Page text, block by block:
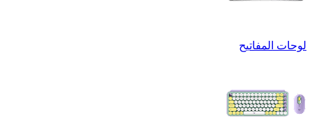
لوحات المفاتيح